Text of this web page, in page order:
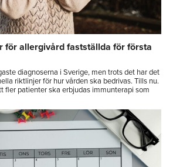
för allergivård fastställda för första
diagnoserna i Sverige, men trots det har det
riktlinjer för hur vården ska bedrivas. Tills nu.
fler patienter ska erbjudas immunterapi som